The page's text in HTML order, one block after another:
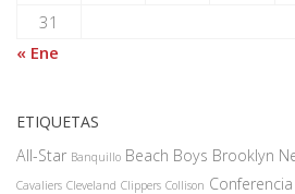
31
« Ene
ETIQUETAS
All-Star Banquillo Beach Boys Brooklyn
Cavaliers Cleveland Clippers Collison